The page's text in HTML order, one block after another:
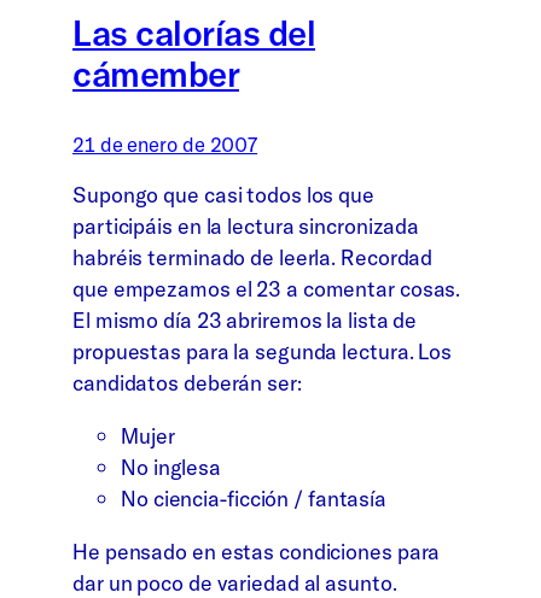
Las calorías del
cámember
21 de enero de 2007
Supongo que casi todos los que
participáis en la lectura sincronizada
habréis terminado de leerla. Recordad
que empezamos el 23 a comentar cosas.
El mismo día 23 abriremos la lista de
propuestas para la segunda lectura. Los
candidatos deberán ser:
Mujer
No inglesa
No ciencia-ficción / fantasía
He pensado en estas condiciones para
dar un poco de variedad al asunto.